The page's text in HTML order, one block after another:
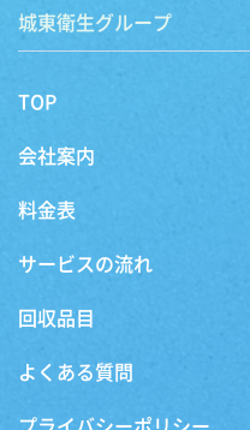
城東衛生グループ
TOP
会社案内
料金表
サービスの流れ
回収品目
よくある質問
プライバシーポリシー